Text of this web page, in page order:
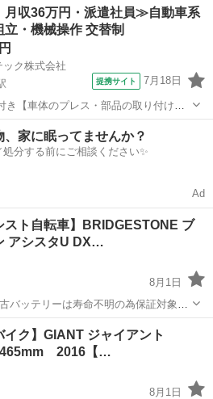
駅 折りたたみ自転車 サイト
収36万円・派遣社員≫自動車系
立・機械操作 交替制
ック株式会社
提携サイト 7月18日
き【車体のプレス・部品の取り付け・
品の取り付
部品の取り付け・塗装・検査など、各
す...
その他
、家に眠ってませんか？
分する前にご相談ください✨
Ad
スト自転車】BRIDGESTONE ブ
リヂストン アシスタU DX…
8月1日
DX 電動アシスト自転車 ・2021年モデル ...
電動アシスト自転車 サイト
イク】GIANT ジャイアント
2016【…
8月1日